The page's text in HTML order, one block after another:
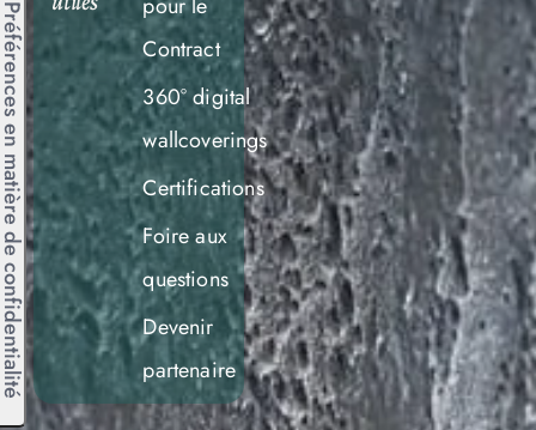
pour le
Contract
360° digital
wallcoverings
Certifications
Foire aux
questions
Devenir
partenaire